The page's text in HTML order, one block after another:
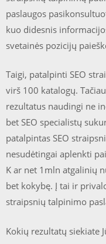
paslaugos
kuo didesnis
svetainės pozicijų
Taigi, patalpinti SEO
virš 100 katalogų.
rezultatus naudingi ne
bet SEO specialistų
patalpintas SEO
nesudėtingai aplenkti
K ar net 1mln atgalinių
bet kokybę. Į tai ir
straipsnių talpinimo
Kokių rezultatų siekiate